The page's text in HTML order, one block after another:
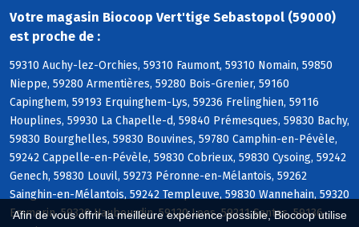
Afin de vous offrir la meilleure expérience possible, Biocoop utilise
Votre magasin Biocoop Vert'tige Sebastopol (59000)
est proche de :
59310 Auchy-lez-Orchies, 59310 Faumont, 59310 Nomain, 59850
Nieppe, 59280 Armentières, 59280 Bois-Grenier, 59160
Capinghem, 59193 Erquinghem-Lys, 59236 Frelinghien, 59116
Houplines, 59930 La Chapelle-d, 59840 Prémesques, 59830 Bachy,
59830 Bourghelles, 59830 Bouvines, 59780 Camphin-en-Pévèle,
59242 Cappelle-en-Pévèle, 59830 Cobrieux, 59830 Cysoing, 59242
Genech, 59830 Louvil, 59273 Péronne-en-Mélantois, 59262
Sainghin-en-Mélantois, 59242 Templeuve, 59830 Wannehain, 59320
Emmerin, 59320 Haubourdin, 59120 Loos, 59211 Santes, 59136